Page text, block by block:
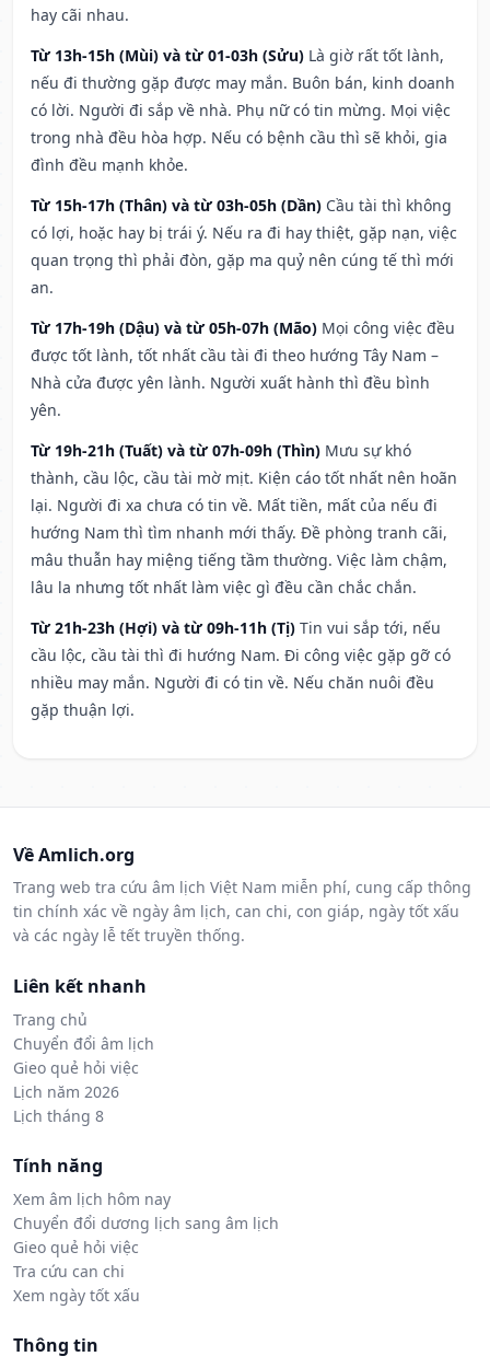
hay cãi nhau.
Từ 13h-15h (Mùi) và từ 01-03h (Sửu) Là giờ rất tốt lành,
nếu đi thường gặp được may mắn. Buôn bán, kinh doanh
có lời. Người đi sắp về nhà. Phụ nữ có tin mừng. Mọi việc
trong nhà đều hòa hợp. Nếu có bệnh cầu thì sẽ khỏi, gia
đình đều mạnh khỏe.
Từ 15h-17h (Thân) và từ 03h-05h (Dần) Cầu tài thì không
có lợi, hoặc hay bị trái ý. Nếu ra đi hay thiệt, gặp nạn, việc
quan trọng thì phải đòn, gặp ma quỷ nên cúng tế thì mới
an.
Từ 17h-19h (Dậu) và từ 05h-07h (Mão) Mọi công việc đều
được tốt lành, tốt nhất cầu tài đi theo hướng Tây Nam –
Nhà cửa được yên lành. Người xuất hành thì đều bình
yên.
Từ 19h-21h (Tuất) và từ 07h-09h (Thìn) Mưu sự khó
thành, cầu lộc, cầu tài mờ mịt. Kiện cáo tốt nhất nên hoãn
lại. Người đi xa chưa có tin về. Mất tiền, mất của nếu đi
hướng Nam thì tìm nhanh mới thấy. Đề phòng tranh cãi,
mâu thuẫn hay miệng tiếng tầm thường. Việc làm chậm,
lâu la nhưng tốt nhất làm việc gì đều cần chắc chắn.
Từ 21h-23h (Hợi) và từ 09h-11h (Tị) Tin vui sắp tới, nếu
cầu lộc, cầu tài thì đi hướng Nam. Đi công việc gặp gỡ có
nhiều may mắn. Người đi có tin về. Nếu chăn nuôi đều
gặp thuận lợi.
Về Amlich.org
Trang web tra cứu âm lịch Việt Nam miễn phí, cung cấp thông
tin chính xác về ngày âm lịch, can chi, con giáp, ngày tốt xấu
và các ngày lễ tết truyền thống.
Liên kết nhanh
Trang chủ
Chuyển đổi âm lịch
Gieo quẻ hỏi việc
Lịch năm 2026
Lịch tháng 8
Tính năng
Xem âm lịch hôm nay
Chuyển đổi dương lịch sang âm lịch
Gieo quẻ hỏi việc
Tra cứu can chi
Xem ngày tốt xấu
Thông tin